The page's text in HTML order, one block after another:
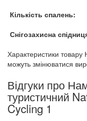
Кількість спалень:
Снігозахисна
Характеристики
можуть змінюватися
Відгуки про
туристичний
Cycling 1